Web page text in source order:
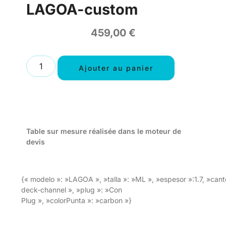
LAGOA-custom
459,00 €
Ajouter au panier
Table sur mesure réalisée dans le moteur de
devis
{« modelo »: »LAGOA », »talla »: »ML », »espesor »:1.7,
deck-channel », »plug »: »Con
Plug », »colorPunta »: »carbon »}